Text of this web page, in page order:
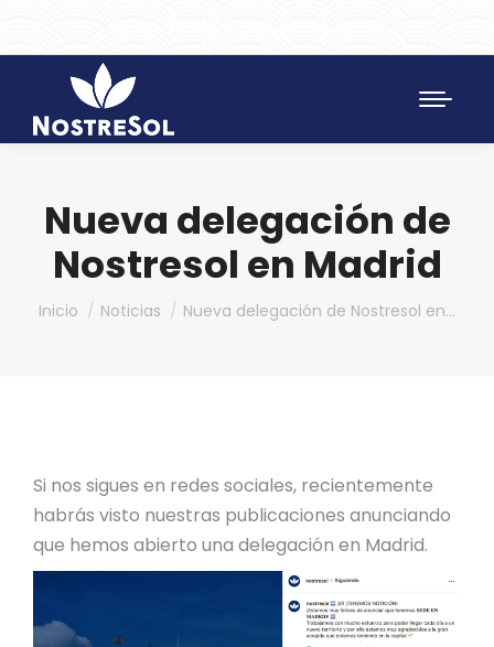
Nueva delegación de
Nostresol en Madrid
Estás aquí:
Inicio Noticias Nueva delegación de Nostresol en…
Si nos sigues en redes sociales, recientemente
habrás visto nuestras publicaciones anunciando
que hemos abierto una delegación en Madrid.